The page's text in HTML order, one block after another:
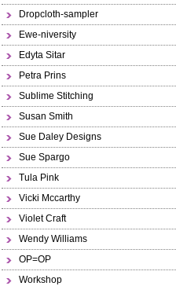
Dropcloth-sampler
Ewe-niversity
Edyta Sitar
Petra Prins
Sublime Stitching
Susan Smith
Sue Daley Designs
Sue Spargo
Tula Pink
Vicki Mccarthy
Violet Craft
Wendy Williams
OP=OP
Workshop